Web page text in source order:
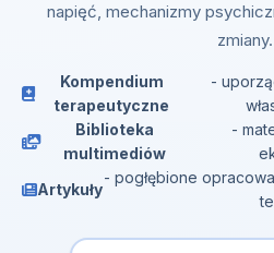
napięć, mechanizmy
zmiany.
Kompendium
terapeutyczne
-
Biblioteka
multimediów
-
Artykuły
- pogłębione